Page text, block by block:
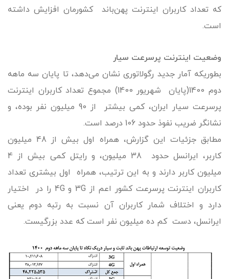
که تعداد کاربران اینترنت پهن‌باند کشورمان افزایش داشته
است.
وضعیت اینترنت پرسرعت سیار
بطوریکه آمار جدید رگولاتوری نشان می‌دهد، تا پایان سه ماهه
دوم 1400(پایان شهریور 1400) مجموع تعداد کاربران اینترنت
پرسرعت سیار ایران، کمی بیشتر از 90 میلیون نفر بوده، و
نشانگر ضریب نفوذ حدود 106 درصد است.
مطابق جزئیات این گزارش، همراه اول بیش از 48 میلیون
کاربر، ایرانسل حدود 38 میلیون، و رایتل کمی بیش از 4
میلیون کاربر دارند و به این ترتیب، همراه اول بیشتری تعداد
کاربران اینترنت پرسرعت کشور اعم از 3G و 4G را در اختیار
دارد و اختلاف شمار کاربران آن نسبت به رتبه دوم یعنی
ایرانسل، دست کم ده میلیون نفر است که عدد بزرگیست.